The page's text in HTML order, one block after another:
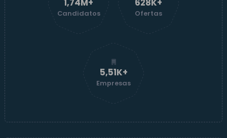
1,74M+
Candidatos
629K+
Ofertas
5,51K+
Empresas